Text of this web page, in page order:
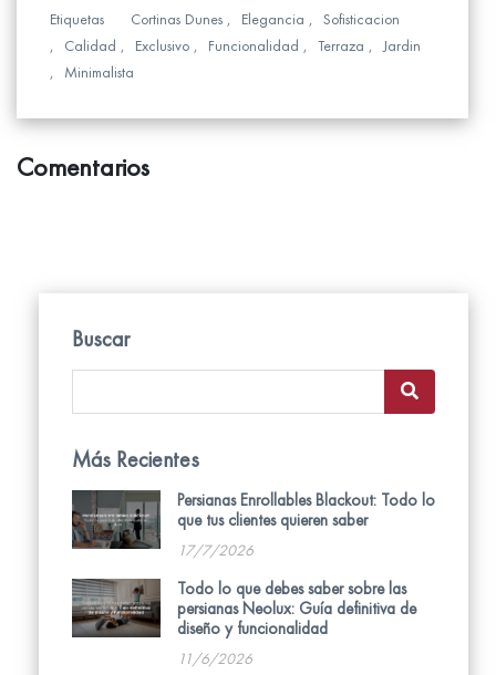
Etiquetas Cortinas Dunes Elegancia
Sofisticacion
Calidad
Exclusivo Funcionalidad Terraza
Jardin
Minimalista
Comentarios
Buscar
Más Recientes
Persianas Enrollables Blackout: Todo lo
que tus clientes quieren saber
17/7/2026
Todo lo que debes saber sobre las
persianas Neolux: Guía definitiva de
diseño y funcionalidad
11/6/2026